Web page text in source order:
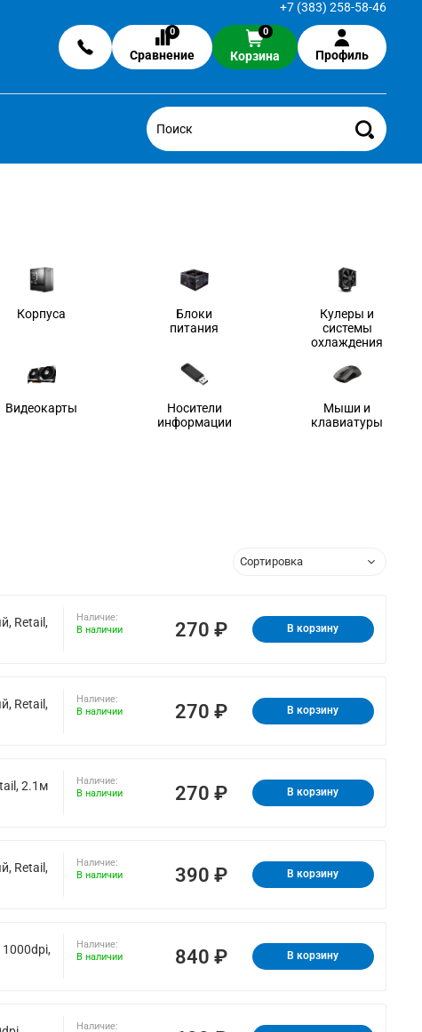
+7 (383) 258-58-46
0
Сравнение
0
Корзина Профиль
Корпуса
Блоки
питания
Кулеры и
системы
охлаждения
Видеокарты
Носители
информации
Мыши и
клавиатуры
Retail,
Наличие:
В наличии
270 ₽ В корзину
Retail,
Наличие:
В наличии
270 ₽ В корзину
2.1м
Наличие:
В наличии
270 ₽ В корзину
Retail,
Наличие:
В наличии
390 ₽ В корзину
Наличие:
В наличии
840 ₽ В корзину
Наличие: